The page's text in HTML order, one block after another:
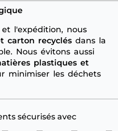
l'expédition, nous
carton recyclésdans la
Nous évitons aussi
plastiques et
minimiser les déchets
sécurisés avec